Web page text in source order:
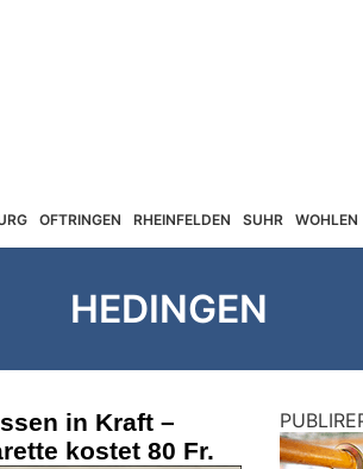
OFTRINGEN RHEINFELDEN SUHR WOHLEN
HEDINGEN
in Kraft –
kostet 80 Fr.